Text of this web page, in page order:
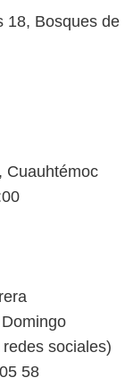
18, Bosques de
Cuauhtémoc
sociales)
58